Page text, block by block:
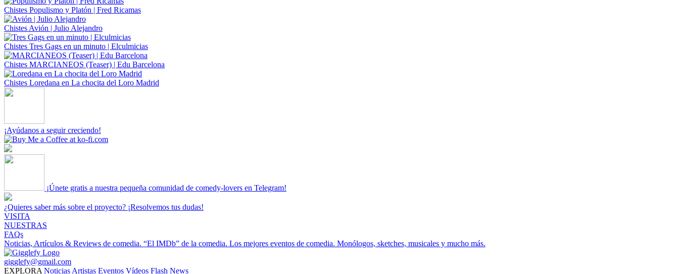
Chistes Populismo y Platón | Fred Ricamas
Chistes Avión | Julio Alejandro
Chistes Tres Gags en un minuto | Elculmicias
Chistes MARCIANEOS (Teaser) | Edu Barcelona
Chistes Loredana en La chocita del Loro Madrid
¡Ayúdanos a seguir creciendo!
¡Únete gratis a nuestra pequeña comunidad de comedy-lovers en Telegram!
¿Quieres saber más sobre el proyecto? ¡Resolvemos tus dudas!
VISITA
NUESTRAS
FAQs
Noticias, Artículos & Reviews de comedia. “El IMDb” de la comedia. Los mejores eventos de comedia. Monólogos, sketches, musicales y mucho más.
gigglefy@gmail.com
EXPLORA Noticias Artistas Eventos Vídeos Flash News